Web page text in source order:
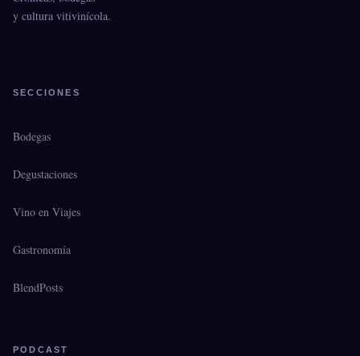
y cultura vitivinícola.
SECCIONES
Bodegas
Degustaciones
Vino en Viajes
Gastronomía
BlendPosts
PODCAST